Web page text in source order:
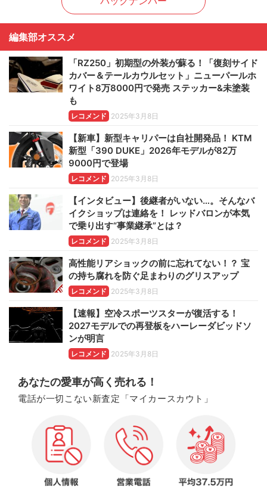
編集部オススメ
「RZ250」初期型の外装が蘇る！「復刻サイド
カバー＆テールカウルセット」ニューパールホ
ワイト8万8000円で発売 ステッカー&未塗装
も
レコメンド 2025年3月8日
【新車】新型キャリパーは自社開発品！ KTM
新型「390 DUKE」2026年モデルが82万
9000円で登場
レコメンド 2025年3月8日
【インタビュー】後継者がいない…。そんなバ
イクショップは連絡を！ レッドバロンが本気
で乗り出す“事業継承”とは？
レコメンド 2025年3月8日
高性能リアショックの前に忘れてない！？ 宝
の持ち腐れを防ぐ足まわりのグリスアップ
レコメンド 2025年3月8日
【速報】空冷スポーツスターが復活する！
2027モデルでの再登板をハーレーダビッドソ
ンが明言
レコメンド 2025年3月8日
あなたの愛車が高く売れる！
電話が一切こない新査定「マイカースカウト」